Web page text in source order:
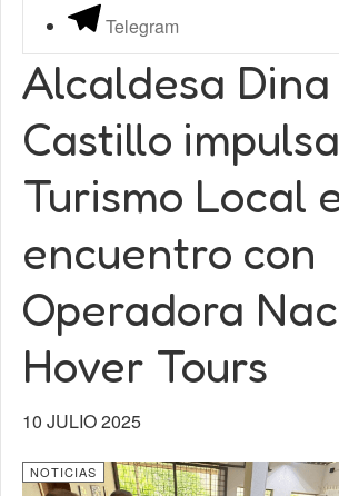
Telegram
Alcaldesa Dina
Castillo impulsa
Turismo Local
encuentro con
Operadora
Hover Tours
10 JULIO 2025
NOTICIAS